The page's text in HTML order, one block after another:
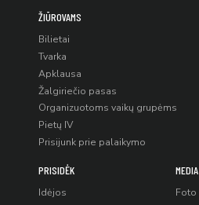
ŽIŪROVAMS
Bilietai
Tvarka
Apklausa
Žalgiriečio pasas
Organizuotoms vaikų grupėms
Pietų IV
Prisijunk prie palaikymo
PRISIDĖK
Idėjos
MEDIA
Foto